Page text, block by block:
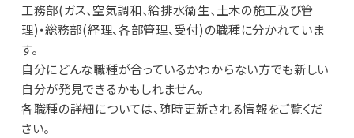
工務部(ガス、空気調和、給排水衛生、土木の施工及び管
理)・総務部(経理、各部管理、受付)の職種に分かれていま
す。
自分にどんな職種が合っているかわからない方でも新しい
自分が発見できるかもしれません。
各職種の詳細については、随時更新される情報をご覧くだ
さい。